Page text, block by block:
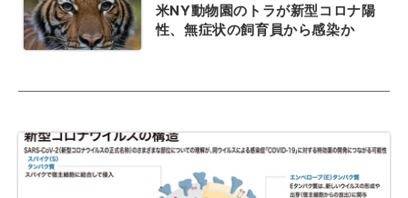
米NY動物園のトラが新型コロナ陽
性、無症状の飼育員から感染か